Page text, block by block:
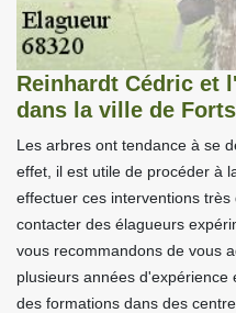
Reinhardt Cédric et
dans la ville de
Les arbres ont tendance à se
effet, il est utile de procéder à
effectuer ces interventions
contacter des élagueurs
vous recommandons de vous
plusieurs années
des formations dans des